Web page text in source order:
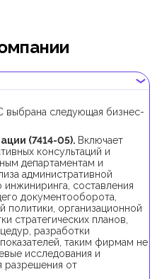
выбрана следующая бизнес-
(7414-05). Включает
консультаций и
департаментам и
административной
инжиниринга, составления
документооборота,
организационной
стратегических планов,
разработки
таким фирмам не
исследования и
разрешения от